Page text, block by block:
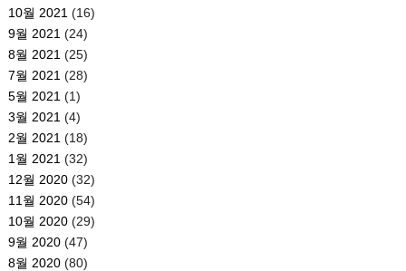
10월 2021 (16)
9월 2021 (24)
8월 2021 (25)
7월 2021 (28)
5월 2021 (1)
3월 2021 (4)
2월 2021 (18)
1월 2021 (32)
12월 2020(32)
11월 2020(54)
10월 2020(29)
9월 2020(47)
8월 2020(80)